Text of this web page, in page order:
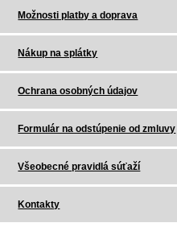
Možnosti platby a doprava
Nákup na splátky
Ochrana osobných údajov
Formulár na odstúpenie od zmluvy
Všeobecné pravidlá súťaží
Kontakty